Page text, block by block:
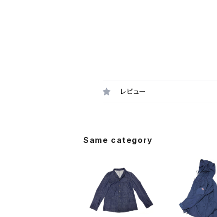
レビュー
Same category